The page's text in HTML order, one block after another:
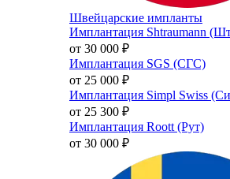
Швейцарские импланты
Имплантация Shtraumann
от 30 000 ₽
Имплантация SGS (СГС)
от 25 000 ₽
Имплантация Simpl Swiss
от 25 300 ₽
Имплантация Roott (Рут)
от 30 000 ₽